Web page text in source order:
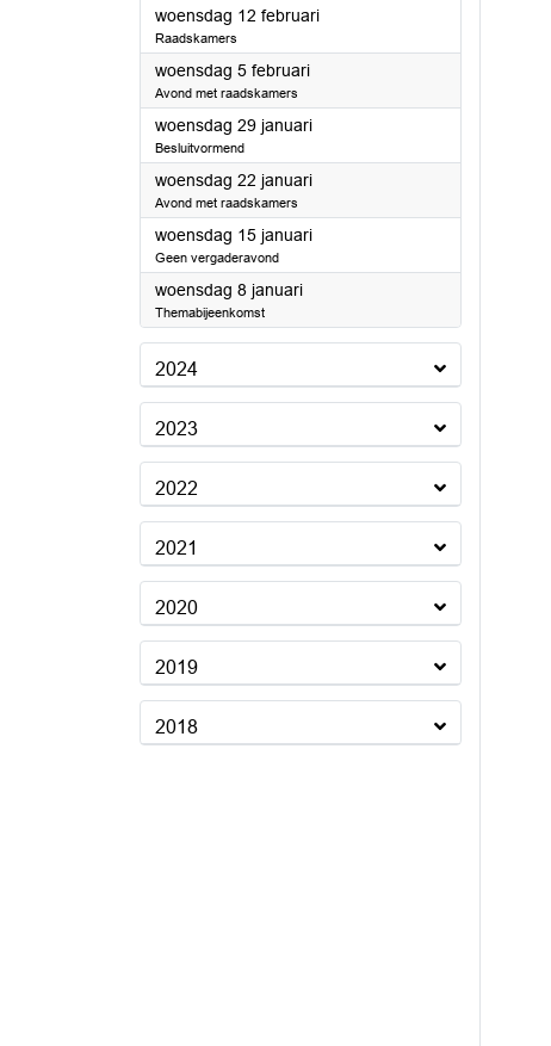
woensdag 12 februari2025
Raadskamers
woensdag 5 februari2025
Avond met raadskamers
woensdag 29 januari2025
Besluitvormend
woensdag 22 januari2025
Avond met raadskamers
woensdag 15 januari2025
Geen vergaderavond
woensdag 8 januari2025
Themabijeenkomst
2024
2023
2022
2021
2020
2019
2018